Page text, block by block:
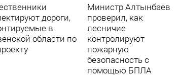
дороги,
в
области по
Министр Алтынбаев
проверил, как
лесничие
контролируют
пожарную
безопасность с
помощью БПЛА